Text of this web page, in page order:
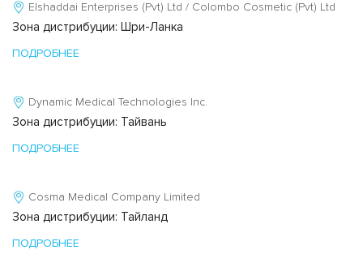
Elshaddai Enterprises (Pvt) Ltd / Colombo Cosmetic (Pvt) Ltd
Зона дистрибуции: Шри-Ланка
ПОДРОБНЕЕ
Dynamic Medical Technologies Inc.
Зона дистрибуции: Тайвань
ПОДРОБНЕЕ
Cosma Medical Company Limited
Зона дистрибуции: Тайланд
ПОДРОБНЕЕ